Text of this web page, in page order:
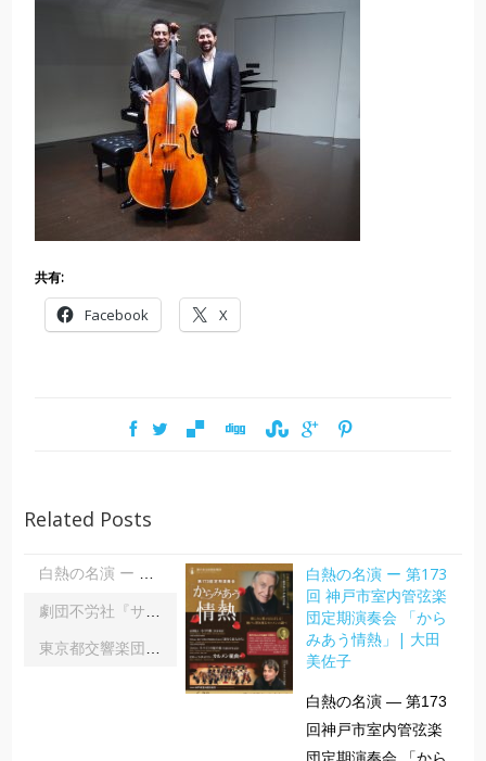
共有:
Facebook X
Related Posts
白熱の名演 ー 第173回 神戸市室内管弦楽団定期演奏会 「からみあう情熱」| 大田美佐子
白熱の名演 ー 第173
回 神戸市室内管弦楽
団定期演奏会 「から
みあう情熱」| 大田
美佐子
白熱の名演 ― 第173
回神戸市室内管弦楽